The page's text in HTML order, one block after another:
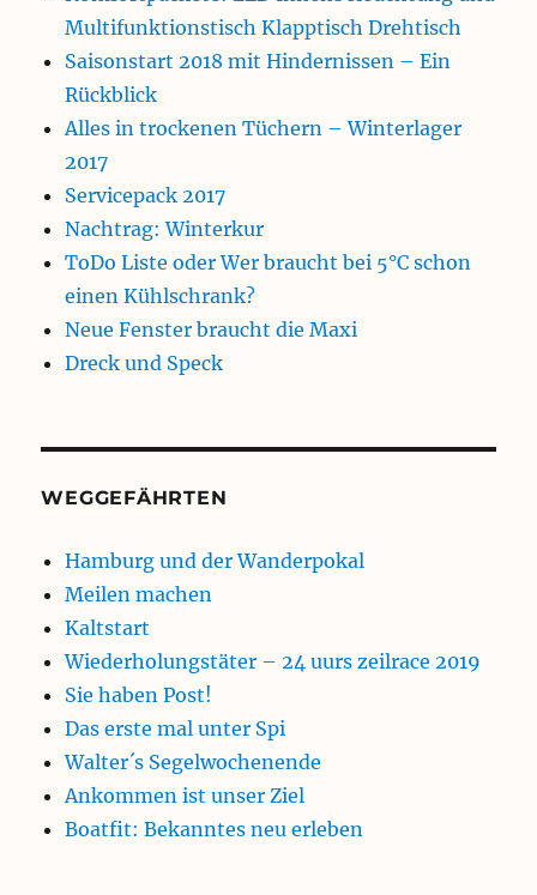
Multifunktionstisch Klapptisch Drehtisch
Saisonstart 2018 mit Hindernissen – Ein
Rückblick
Alles in trockenen Tüchern – Winterlager
2017
Servicepack 2017
Nachtrag: Winterkur
ToDo Liste oder Wer braucht bei 5°C schon
einen Kühlschrank?
Neue Fenster braucht die Maxi
Dreck und Speck
WEGGEFÄHRTEN
Hamburg und der Wanderpokal
Meilen machen
Kaltstart
Wiederholungstäter – 24 uurs zeilrace 2019
Sie haben Post!
Das erste mal unter Spi
Walter´s Segelwochenende
Ankommen ist unser Ziel
Boatfit: Bekanntes neu erleben